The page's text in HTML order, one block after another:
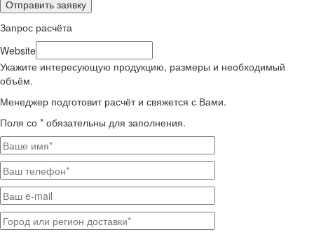
Запрос расчёта
Website
Укажите интересующую продукцию, размеры и необходимый
объём.
Менеджер подготовит расчёт и свяжется с Вами.
Поля со * обязательны для заполнения.